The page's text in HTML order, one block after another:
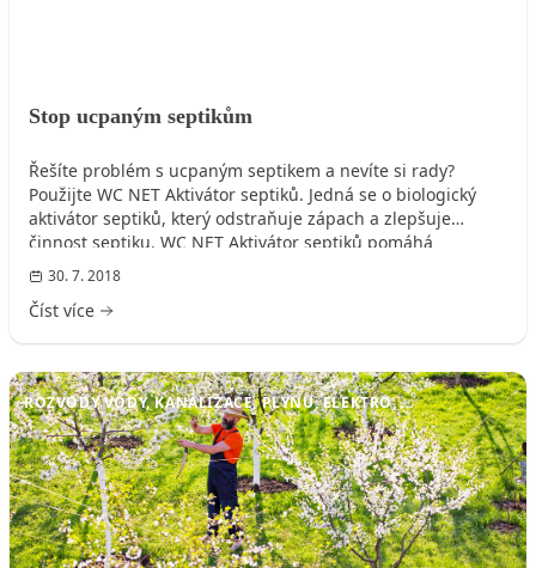
Stop ucpaným septikům
Řešíte problém s ucpaným septikem a nevíte si rady?
Použijte WC NET Aktivátor septiků. Jedná se o biologický
aktivátor septiků, který odstraňuje zápach a zlepšuje
činnost septiku. WC NET Aktivátor septiků pomáhá
rozpouštět tuhé složky odpadu, čímž snižuje tvorbu
nákladů s tím spojených. Navíc můžete díky jeho
biologickému složení využít obsah septiku také k zalévání
30. 7. 2018
Číst více
ROZVODY VODY, KANALIZACE, PLYNU, ELEKTRO, ...